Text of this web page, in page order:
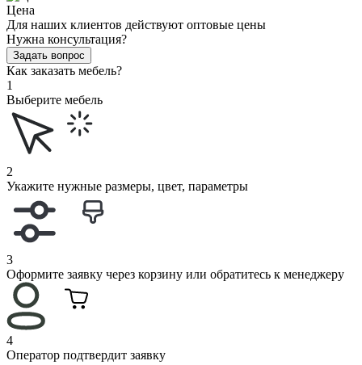
Цена
Для наших клиентов действуют оптовые цены
Нужна консультация?
Задать вопрос
Как заказать мебель?
1
Выберите мебель
2
Укажите нужные размеры, цвет, параметры
3
Оформите заявку через корзину или обратитесь к менеджеру
4
Оператор подтвердит заявку